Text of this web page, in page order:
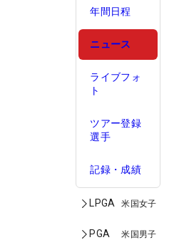
年間日程
ニュース
ライブフォ
ト
ツアー登録
選手
記録・成績
LPGA 米国女子
PGA 米国男子